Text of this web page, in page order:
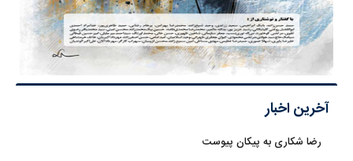
آخرین اخبار
رضا شکاری به پیکان پیوست